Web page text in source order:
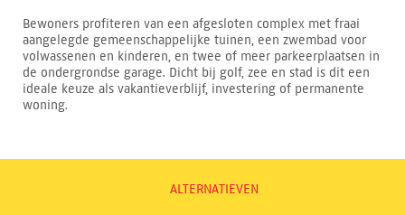
Bewoners profiteren van een afgesloten complex met fraai
aangelegde gemeenschappelijke tuinen, een zwembad voor
volwassenen en kinderen, en twee of meer parkeerplaatsen in
de ondergrondse garage. Dicht bij golf, zee en stad is dit een
ideale keuze als vakantieverblijf, investering of permanente
woning.
ALTERNATIEVEN